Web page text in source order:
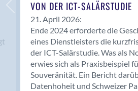
Bern 15
Bern 22
Bern 65
Bern 9
Bern-Zollikofen
Biel/Bienne
Binningen
VON DER ICT-SALÄRSTUDIE
21. April 2026:
Ende 2024 erforderte die
eines Dienstleisters die
der ICT-Salärstudie. Was als
erwies sich als Praxisbeispiel
Souveränität. Ein Bericht
Datenhoheit und Schweizer